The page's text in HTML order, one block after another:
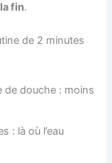
fin.
de 2 minutes
de douche : moins
: là où l’eau